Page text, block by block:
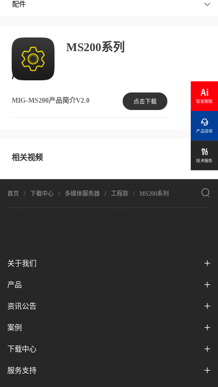
配件 
MS200系列
产品文档
MIG-MS200产品简介V2.0 点击下载
相关视频
首页 下载中心 多媒体服务器 工程款 MS200系列 
关于我们
产品
资讯公告
案例
下载中心
服务支持
智能客服

产品咨询

技术服务